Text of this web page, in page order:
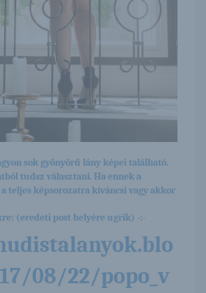
sok gyönyörű lány képei található.
tudsz választani. Ha ennek a
teljes képsorozatra kíváncsi vagy akkor
(eredeti post helyére ugrik) -:-
08/22/popo_v